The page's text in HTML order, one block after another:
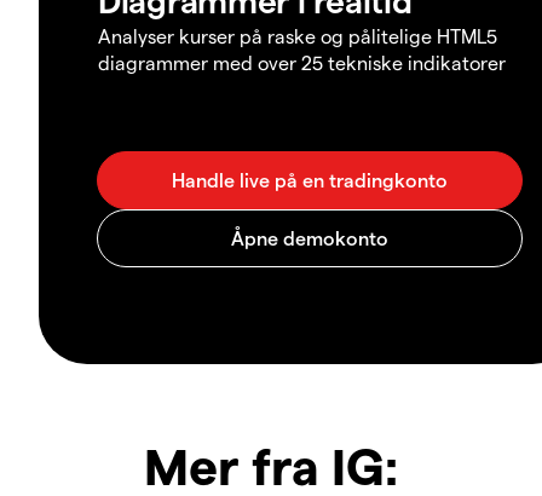
Analyser kurser på raske og pålitelige HTML5
diagrammer med over 25 tekniske indikatorer
Mer fra IG: